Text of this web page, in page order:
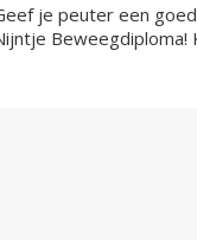
je peuter een
Beweegdiploma!